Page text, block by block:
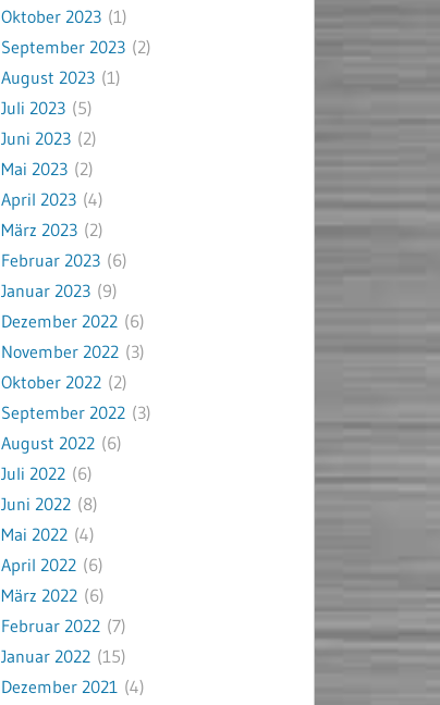
Oktober 2023 (1)
September 2023 (2)
August 2023 (1)
Juli 2023 (5)
Juni 2023 (2)
Mai 2023 (2)
April 2023 (4)
März 2023 (2)
Februar 2023 (6)
Januar 2023 (9)
Dezember 2022 (6)
November 2022 (3)
Oktober 2022 (2)
September 2022 (3)
August 2022 (6)
Juli 2022 (6)
Juni 2022 (8)
Mai 2022 (4)
April 2022 (6)
März 2022 (6)
Februar 2022 (7)
Januar 2022 (15)
Dezember 2021 (4)